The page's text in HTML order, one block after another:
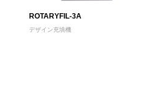
ROTARYFIL-3A
デザイン充填機